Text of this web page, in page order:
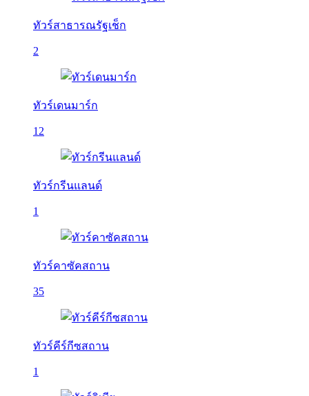
ทัวร์สาธารณรัฐเช็ก
2
ทัวร์เดนมาร์ก
12
ทัวร์กรีนแลนด์
1
ทัวร์คาซัคสถาน
35
ทัวร์คีร์กีซสถาน
1